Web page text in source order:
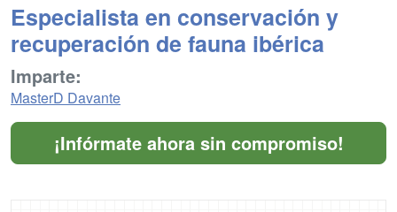
Especialista en conservación y
recuperación de fauna ibérica
Imparte:
MasterD Davante
¡Infórmate ahora sin compromiso!